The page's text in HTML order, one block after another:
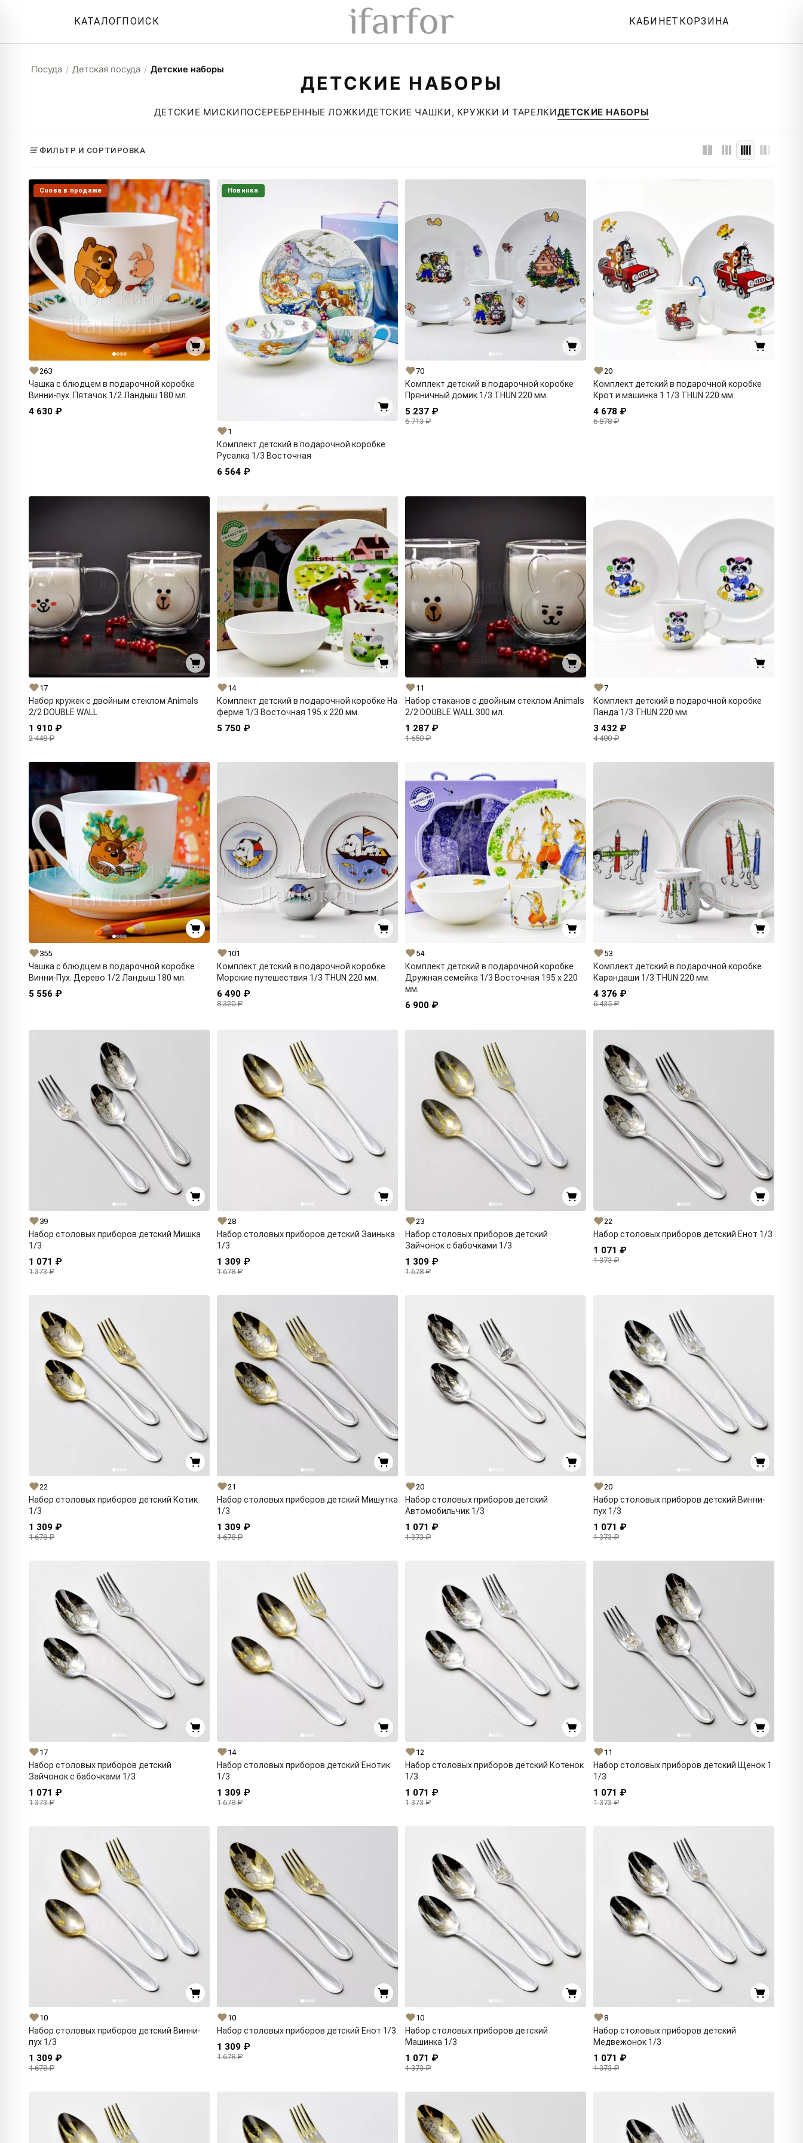
КАТАЛОГПОИСК КАБИНЕТ КОРЗИНА
Посуда / Детская посуда / Детские наборы
ДЕТСКИЕ НАБОРЫ
ДЕТСКИЕ МИСКИПОСЕРЕБРЕННЫЕ ЛОЖКИДЕТСКИЕ ЧАШКИ, КРУЖКИ И ТАРЕЛКИДЕТСКИЕ НАБОРЫ
ФИЛЬТР И СОРТИРОВКА
Снова в продаже
263
Чашка с блюдцем в подарочной коробке
Винни-пух. Пятачок 1/2 Ландыш 180 мл.
4 630 ₽
Новинка
1
Комплект детский в подарочной коробке
Русалка 1/3 Восточная
6 564 ₽
70
Комплект детский в подарочной коробке
Пряничный домик 1/3 THUN 220 мм.
5 237 ₽
6 713 ₽
20
Комплект детский в подарочной коробке
Крот и машинка 1 1/3 THUN 220 мм.
4 678 ₽
6 878 ₽
17
Набор кружек с двойным стеклом Animals
2/2 DOUBLE WALL
1 910 ₽
2 448 ₽
14
Комплект детский в подарочной коробке На
ферме 1/3 Восточная 195 x 220 мм.
5 750 ₽
11
Набор стаканов с двойным стеклом Animals
2/2 DOUBLE WALL 300 мл.
1 287 ₽
1 650 ₽
7
Комплект детский в подарочной коробке
Панда 1/3 THUN 220 мм.
3 432 ₽
4 400 ₽
355
Чашка с блюдцем в подарочной коробке
Винни-Пух. Дерево 1/2 Ландыш 180 мл.
5 556 ₽
101
Комплект детский в подарочной коробке
Морские путешествия 1/3 THUN 220 мм.
6 490 ₽
8 320 ₽
54
Комплект детский в подарочной коробке
Дружная семейка 1/3 Восточная 195 x 220
мм.
6 900 ₽
53
Комплект детский в подарочной коробке
Карандаши 1/3 THUN 220 мм.
4 376 ₽
6 435 ₽
39
Набор столовых приборов детский Мишка
1/3
1 071 ₽
1 373 ₽
28
Набор столовых приборов детский Заинька
1/3
1 309 ₽
1 678 ₽
23
Набор столовых приборов детский
Зайчонок с бабочками 1/3
1 309 ₽
1 678 ₽
22
Набор столовых приборов детский Енот 1/3
1 071 ₽
1 373 ₽
22
Набор столовых приборов детский Котик
1/3
1 309 ₽
1 678 ₽
21
Набор столовых приборов детский Мишутка
1/3
1 309 ₽
1 678 ₽
20
Набор столовых приборов детский
Автомобильчик 1/3
1 071 ₽
1 373 ₽
20
Набор столовых приборов детский Винни-
пух 1/3
1 071 ₽
1 373 ₽
17
Набор столовых приборов детский
Зайчонок с бабочками 1/3
1 071 ₽
1 373 ₽
14
Набор столовых приборов детский Енотик
1/3
1 309 ₽
1 678 ₽
12
Набор столовых приборов детский Котенок
1/3
1 071 ₽
1 373 ₽
11
Набор столовых приборов детский Щенок 1
1/3
1 071 ₽
1 373 ₽
10
Набор столовых приборов детский Винни-
пух 1/3
1 309 ₽
1 678 ₽
10
Набор столовых приборов детский Енот 1/3
1 309 ₽
1 678 ₽
10
Набор столовых приборов детский
Машинка 1/3
1 071 ₽
1 373 ₽
8
Набор столовых приборов детский
Медвежонок 1/3
1 071 ₽
1 373 ₽